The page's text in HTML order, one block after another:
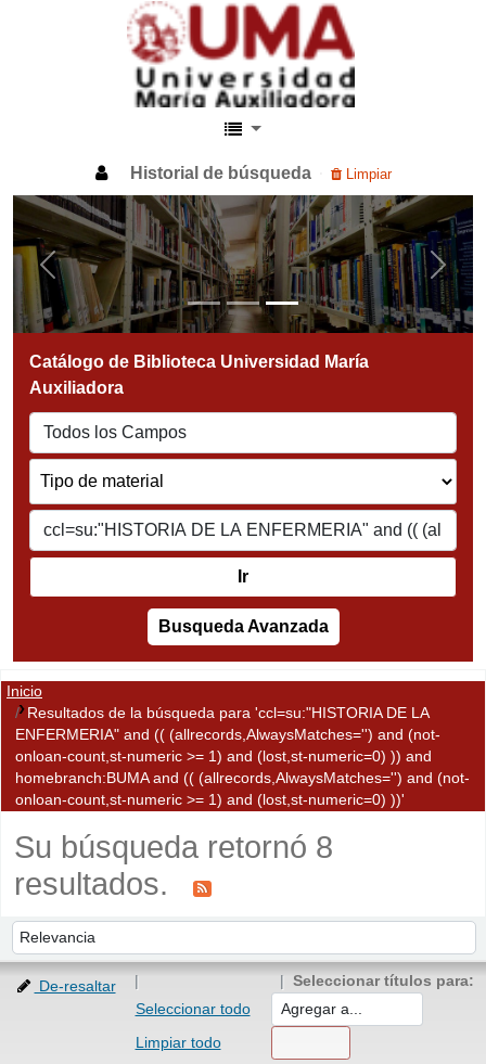
Biblioteca UMA
Historial de búsqueda Limpiar
Previous Next
Ir
Busqueda Avanzada
Inicio
Resultados de la búsqueda para 'ccl=su:"HISTORIA DE LA
ENFERMERIA" and (( (allrecords,AlwaysMatches='') and (not-
onloan-count,st-numeric >= 1) and (lost,st-numeric=0) )) and
homebranch:BUMA and (( (allrecords,AlwaysMatches='') and (not-
onloan-count,st-numeric >= 1) and (lost,st-numeric=0) ))'
Su búsqueda retornó 8
resultados.
Ordenar por:
De-resaltar
Seleccionar todo
Limpiar todo
Seleccionar títulos para: